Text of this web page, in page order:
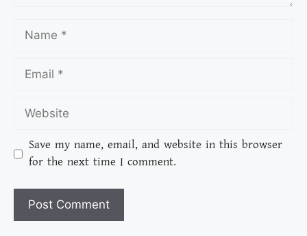
Save my name, email, and website in this browser
for the next time I comment.